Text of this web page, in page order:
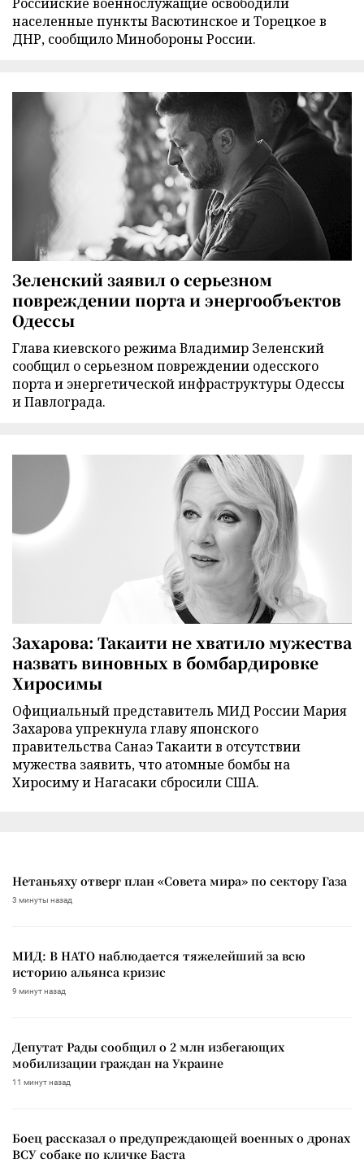
населенные пункты Васютинское и Торецкое в
ДНР, сообщило Минобороны России.
Зеленский заявил о серьезном
повреждении порта и энергообъектов
Одессы
Глава киевского режима Владимир Зеленский
сообщил о серьезном повреждении одесского
порта и энергетической инфраструктуры Одессы
и Павлограда.
Захарова: Такаити не хватило мужества
назвать виновных в бомбардировке
Хиросимы
Официальный представитель МИД России Мария
Захарова упрекнула главу японского
правительства Санаэ Такаити в отсутствии
мужества заявить, что атомные бомбы на
Хиросиму и Нагасаки сбросили США.
Нетаньяху отверг план «Совета мира» по сектору Газа
3 минуты назад
МИД: В НАТО наблюдается тяжелейший за всю
историю альянса кризис
9 минут назад
Депутат Рады сообщил о 2 млн избегающих
мобилизации граждан на Украине
11 минут назад
Боец рассказал о предупреждающей военных о дронах
ВСУ собаке по кличке Баста